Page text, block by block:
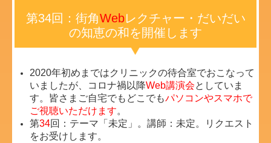
第34回：街角Webレクチャー・だいだい
の知恵の和を開催します
2020年初めまではクリニックの待合室でおこなって
いましたが、コロナ禍以降Web講演会としていま
す。皆さまご自宅でもどこでもパソコンやスマホで
ご視聴いただけます。
第34回：テーマ「未定」。講師：未定。リクエスト
をお受けします。